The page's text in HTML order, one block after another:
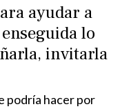
ayudar a
lo
invitarla
podría hacer por